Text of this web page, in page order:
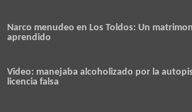
Narco menudeo en Los Toldos: Un
aprendido
Video: manejaba alcoholizado por la
licencia falsa